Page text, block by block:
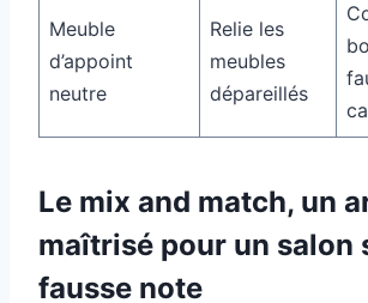
Meuble
d’appoint
neutre
Relie les
meubles
dépareillés
Le mix and match, un
maîtrisé pour un salon
fausse note